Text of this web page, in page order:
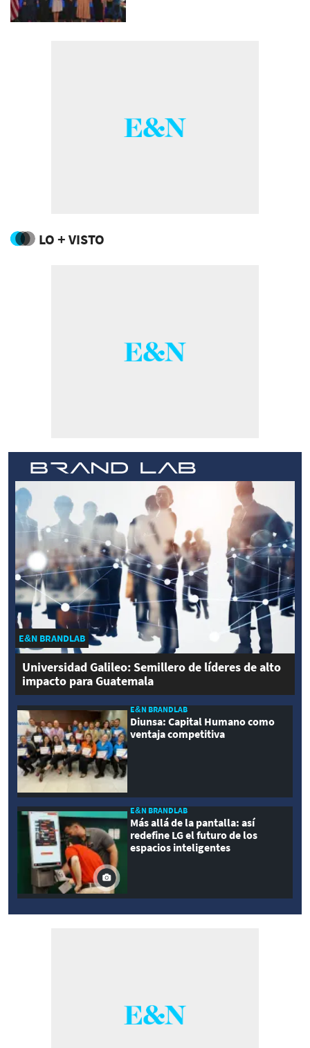
LO + VISTO
E&N BRANDLAB
Universidad Galileo: Semillero de líderes de alto
impacto para Guatemala
E&N BRANDLAB
Diunsa: Capital Humano como
ventaja competitiva
E&N BRANDLAB
Más allá de la pantalla: así
redefine LG el futuro de los
espacios inteligentes